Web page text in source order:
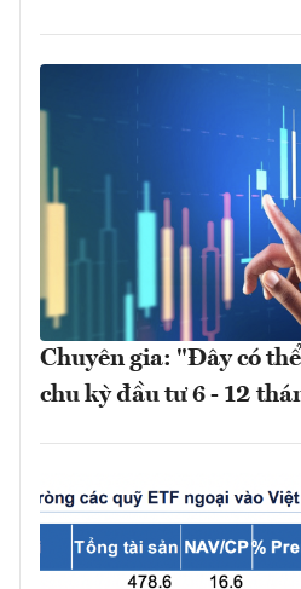
Chuyên gia: "Đây có
chu kỳ đầu tư 6 - 12